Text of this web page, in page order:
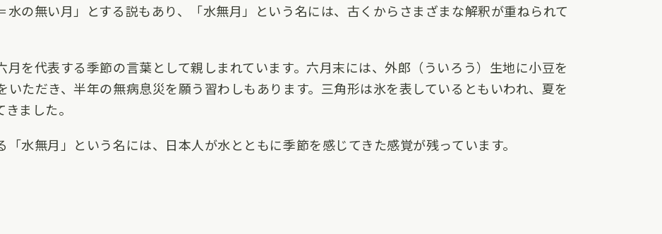
の無い月」とする説もあり、「水無月」という名には、古くからさまざまな解釈が重ねられて
を代表する季節の言葉として親しまれています。六月末には、外郎（ういろう）生地に小豆を
ただき、半年の無病息災を願う習わしもあります。三角形は氷を表しているともいわれ、夏を
ました。
水無月」という名には、日本人が水とともに季節を感じてきた感覚が残っています。